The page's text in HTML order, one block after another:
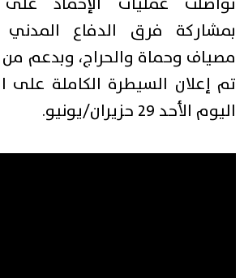
بمشاركة فرق الدفاع المدني
مصياف وحماة والحراج، وبدعم من
تم إعلان السيطرة الكاملة على
اليوم الأحد 29 حزيران/يونيو.